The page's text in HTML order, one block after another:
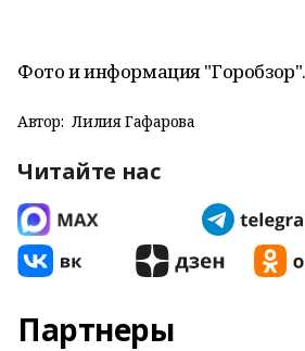
Фото и информация "Горобзор".
Автор: Лилия Гафарова
Читайте нас
Партнеры